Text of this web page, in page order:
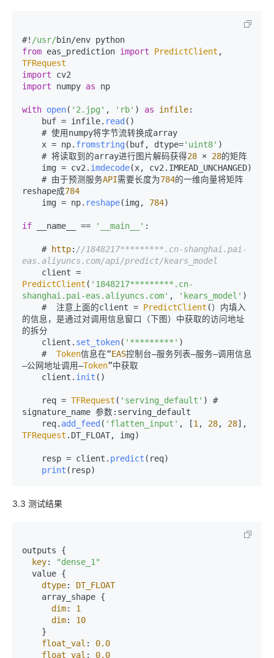
#! /usr/
from eas_prediction import PredictClient
TFRequest
import
import numpy as np
with open( '2.jpg' , 'rb' ) as infile:
    buf = infile.
read ()
    x = np.
fromstring (buf, dtype='uint8' )
    # 将读取到的array进行图片解码获得
28 × 28的矩阵
    img = cv2.
imdecode(x, cv2. IMREAD_UNCHANGED)
    # 由于预测服务
API需要长度为784的一维向量将矩阵
reshape成784
    img = np.
reshape(img, 784)
if __name__ == '__main__' :
    #
http: //1848217*********.cn-shanghai.pai-
eas.aliyuncs.com/api/predict/kears_model
PredictClient ( '1848217*********.cn-
shanghai.pai-eas.aliyuncs.com' , 'kears_model' )
    #  注意上面的client =
PredictClient (）内填入
的信息，是通过对调用信息窗口（下图）中获取的访问地址
的拆分
    client.
set_token( '*********' )
    #
Token信息在“EAS控制台—服务列表—服务—调用信息
—公网地址调用—Token”中获取
    client.
init ()
    req =
TFRequest ( 'serving_default' ) #
signature_name 参数:serving_default
    req.
add_feed ( 'flatten_input' , [1 , 28, 28
TFRequest . DT_FLOAT, img)
    resp = client.
predict (req)
print (resp)
3.3 测试结果
outputs {
key:
"dense_1"
dtype: DT_FLOAT
dim: 1
dim: 10
float_val : 0.0
float_val : 0.0